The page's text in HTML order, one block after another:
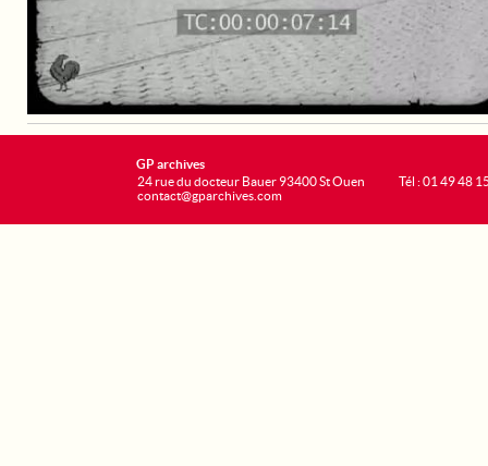
GP archives
24 rue du docteur Bauer 93400 St Ouen
contact@gparchives.com
Tél : 01 49 48